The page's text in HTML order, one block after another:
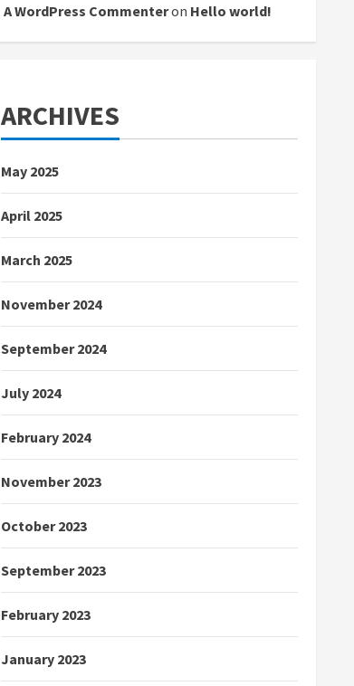
A WordPress Commenteron Hello world!
ARCHIVES
May 2025
April 2025
March 2025
November 2024
September 2024
July 2024
February 2024
November 2023
October 2023
September 2023
February 2023
January 2023